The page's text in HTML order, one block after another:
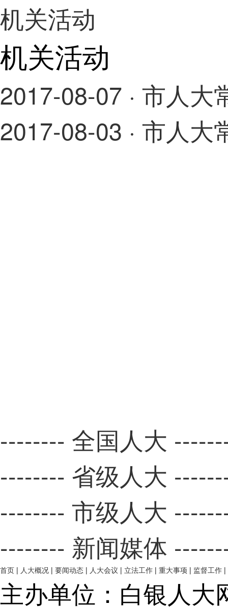
机关活动
机关活动
2017-08-07 · 市人大
2017-08-03 · 市人大
-------- 全国人大
-------- 省级人大
-------- 市级人大
-------- 新闻媒体
首页 | 人大概况 | 要闻动态 | 人大会议 | 立法工作 | 重大事项 | 监督工作 |
主办单位：白银人大